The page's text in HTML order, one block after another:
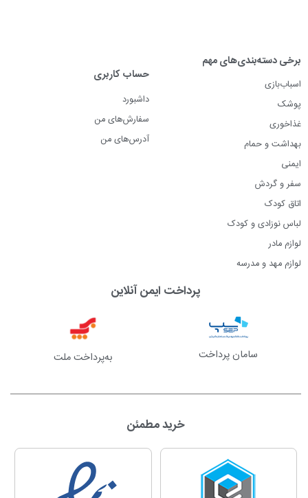
برخی دسته‌بندی‌های مهم
اسباب‌بازی
پوشک
غذاخوری
بهداشت و حمام
ایمنی
سفر و گردش
اتاق کودک
لباس نوزادی و کودک
لوازم مادر
لوازم مهد و مدرسه
حساب کاربری
داشبورد
سفارش‌های من
آدرس‌های من
پرداخت ایمن آنلاین
سامان پرداخت به‌پرداخت ملت
خرید مطمئن